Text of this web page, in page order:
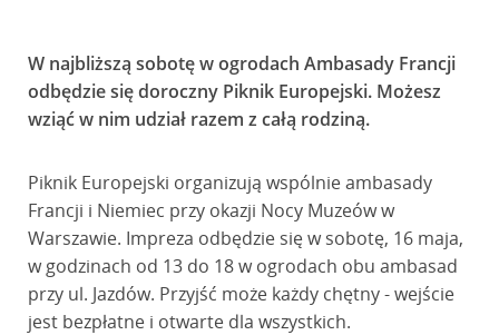
W najbliższą sobotę w ogrodach Ambasady Francji
odbędzie się doroczny Piknik Europejski. Możesz
wziąć w nim udział razem z całą rodziną.
Piknik Europejski organizują wspólnie ambasady
Francji i Niemiec przy okazji Nocy Muzeów w
Warszawie. Impreza odbędzie się w sobotę, 16 maja,
w godzinach od 13 do 18 w ogrodach obu ambasad
przy ul. Jazdów. Przyjść może każdy chętny - wejście
jest bezpłatne i otwarte dla wszystkich.